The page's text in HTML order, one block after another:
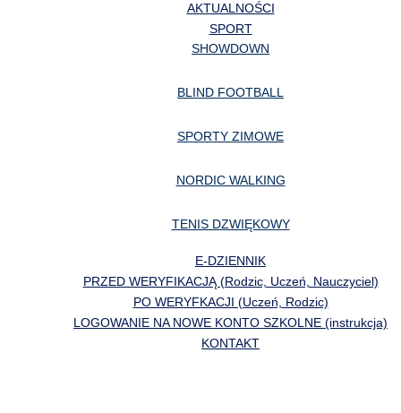
AKTUALNOŚCI
SPORT
SHOWDOWN
BLIND FOOTBALL
SPORTY ZIMOWE
NORDIC WALKING
TENIS DZWIĘKOWY
E-DZIENNIK
PRZED WERYFIKACJĄ (Rodzic, Uczeń, Nauczyciel)
PO WERYFKACJI (Uczeń, Rodzic)
LOGOWANIE NA NOWE KONTO SZKOLNE (instrukcja)
KONTAKT